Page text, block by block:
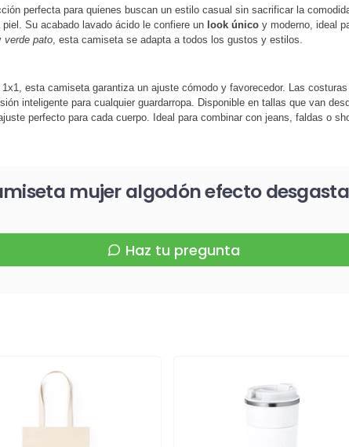
perfecta para quienes buscan un estilo casual sin sacrificar la
Su acabado lavado ácido le confiere un look únicoy moderno, ideal
verde pato, esta camiseta se adapta a todos los gustos y estilos.
esta camiseta garantiza un ajuste cómodo y favorecedor. Las
inteligente para cualquier guardarropa. Disponible en tallas que van
perfecto para cada cuerpo. Ideal para combinar con jeans, faldas o
mujer algodón efecto
Haz tu pregunta